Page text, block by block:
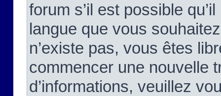
forum s’il est possible
langue que vous
n’existe pas, vous êtes
commencer une nouvelle
d’informations, veuillez